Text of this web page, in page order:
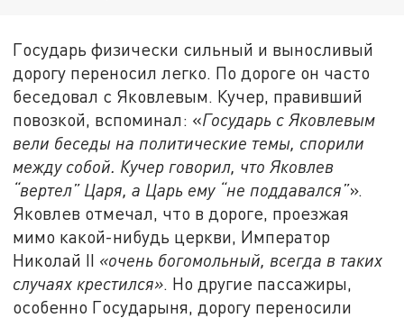
Государь физически сильный и выносливый
дорогу переносил легко. По дороге он часто
беседовал с Яковлевым. Кучер, правивший
повозкой, вспоминал: «Государь с Яковлевым
вели беседы на политические темы, спорили
между собой. Кучер говорил, что Яковлев
“вертел” Царя, а Царь ему “не поддавался”».
Яковлев отмечал, что в дороге, проезжая
мимо какой-нибудь церкви, Император
Николай II «очень богомольный, всегда в таких
случаях крестился». Но другие пассажиры,
особенно Государыня, дорогу переносили